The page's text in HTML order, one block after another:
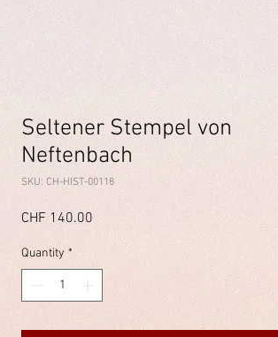
Seltener Stempel von
Neftenbach
SKU: CH-HIST-00118
CHF 140.00
Quantity *